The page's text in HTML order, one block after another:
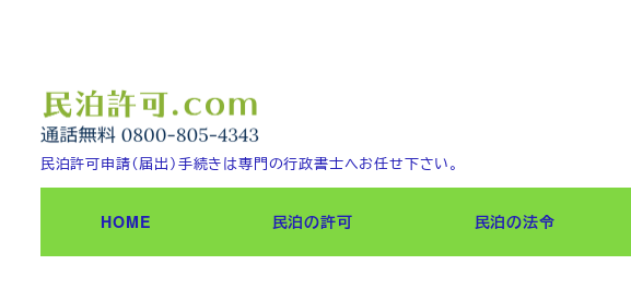
民泊許可申請（届出）手続きは専門の行政書士へお任せ下さい。
HOME 民泊の許可 民泊の法令